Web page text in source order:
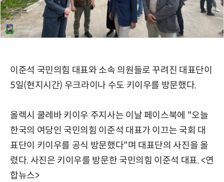
이준석 국민의힘 대표와 소속 의원들로 꾸려진 대표단이
5일(현지시간) 우크라이나 수도 키이우를 방문했다.
올렉시 쿨레바 키이우 주지사는 이날 페이스북에 "오늘
한국의 여당인 국민의힘 이준석 대표가 이끄는 국회 대
표단이 키이우를 공식 방문했다"며 대표단의 사진을 올
렸다. 사진은 키이우를 방문한 국민의힘 이준석 대표. <연
합뉴스>